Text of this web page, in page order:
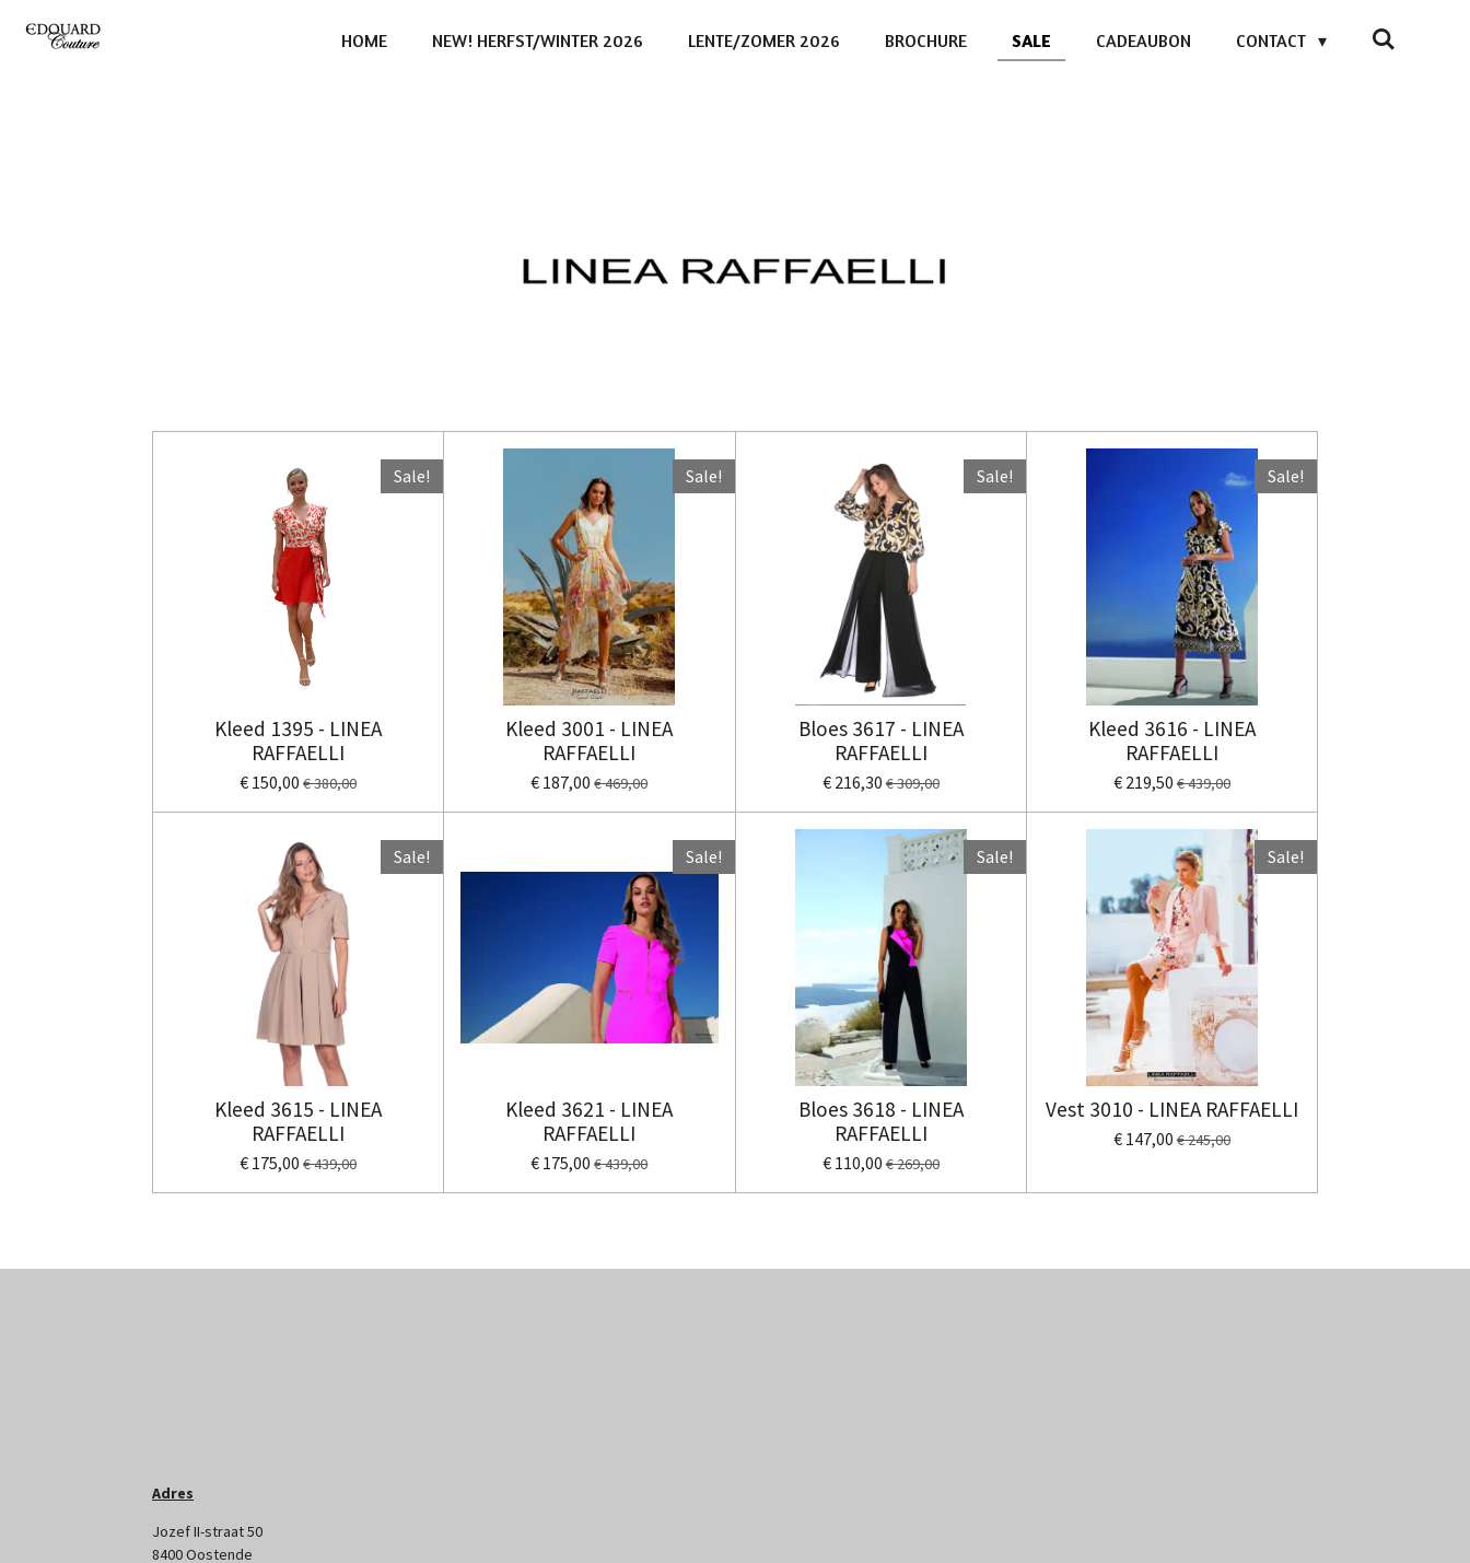
Ga
direct
HOME NEW! HERFST/WINTER 2026 LENTE/ZOMER 2026 BROCHURE SALE CADEAUBON CONTACT
Sale!
Kleed 1395 - LINEA
RAFFAELLI
€ 150,00 € 380,00
Sale!
Kleed 3001 - LINEA
RAFFAELLI
€ 187,00 € 469,00
Sale!
Bloes 3617 - LINEA
RAFFAELLI
€ 216,30 € 309,00
Sale!
Kleed 3616 - LINEA
RAFFAELLI
€ 219,50 € 439,00
Sale!
Kleed 3615 - LINEA
RAFFAELLI
€ 175,00 € 439,00
Sale!
Kleed 3621 - LINEA
RAFFAELLI
€ 175,00 € 439,00
Sale!
Bloes 3618 - LINEA
RAFFAELLI
€ 110,00 € 269,00
Sale!
Vest 3010 - LINEA RAFFAELLI
€ 147,00 € 245,00
Adres
Jozef II-straat 50
8400 Oostende